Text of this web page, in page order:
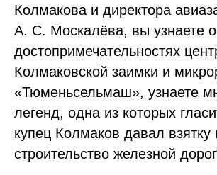
Колмакова и директора
А. С. Москалёва, вы узнаете о
достопримечательностях
Колмаковской заимки и
«Тюменьсельмаш», узнаете
легенд, одна из которых
купец Колмаков давал взятку
строительство железной